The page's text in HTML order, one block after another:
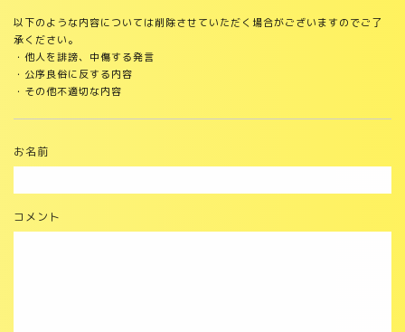
以下のような内容については削除させていただく場合がございますのでご了
承ください。
・他人を誹謗、中傷する発言
・公序良俗に反する内容
・その他不適切な内容
お名前
コメント